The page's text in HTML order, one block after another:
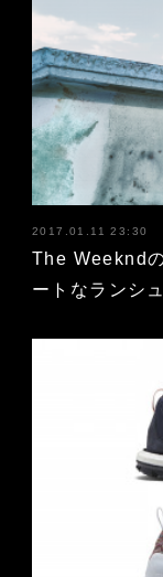
2017.01.11 23:30
The Weeknd
ートなランシ